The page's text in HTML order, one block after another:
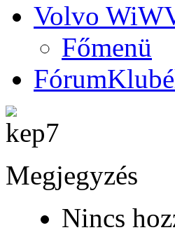
Volvo WiW
Főmenü
Fórum
Megjegyzés
Nincs